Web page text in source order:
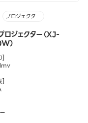
プロジェクター
ロジェクター（XJ-
）
]
]